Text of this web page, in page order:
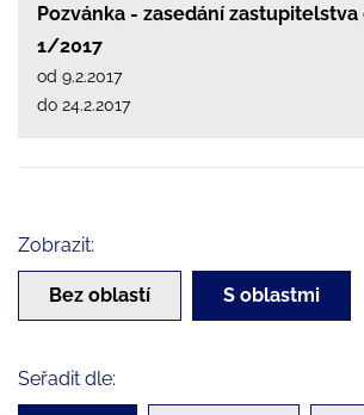
Pozvánka - zasedání
1/2017
od 9.2.2017
do 24.2.2017
Zobrazit:
Bez oblastí S oblastmi
Seřadit dle: